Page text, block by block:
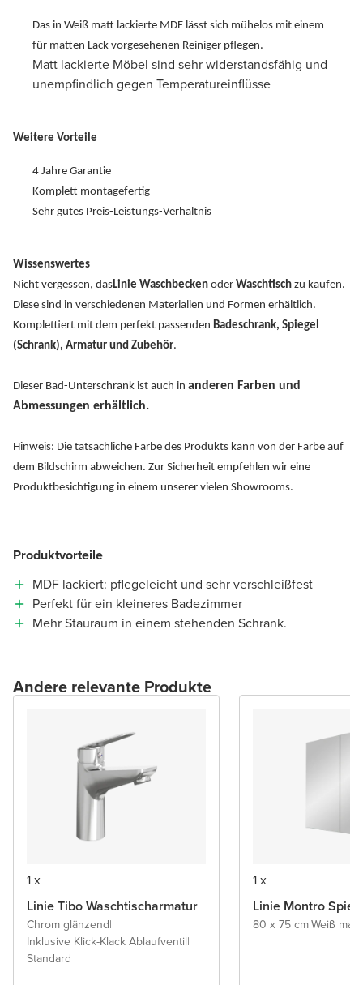
Das in Weiß matt lackierte MDF lässt sich mühelos mit einem
für matten Lack vorgesehenen Reiniger pflegen.
Matt lackierte Möbel sind sehr widerstandsfähig und
unempfindlich gegen Temperatureinflüsse
Weitere Vorteile
4 Jahre Garantie
Komplett montagefertig
Sehr gutes Preis-Leistungs-Verhältnis
Wissenswertes
Nicht vergessen, dasLinie Waschbecken oder Waschtisch zu kaufen.
Diese sind in verschiedenen Materialien und Formen erhältlich.
Komplettiert mit dem perfekt passenden Badeschrank, Spiegel
(Schrank), Armatur und Zubehör.
Dieser Bad-Unterschrank ist auch in anderen Farben und
Abmessungen erhältlich.
Hinweis: Die tatsächliche Farbe des Produkts kann von der Farbe auf
dem Bildschirm abweichen. Zur Sicherheit empfehlen wir eine
Produktbesichtigung in einem unserer vielen Showrooms.
Produktvorteile
MDF lackiert: pflegeleicht und sehr verschleißfest
Perfekt für ein kleineres Badezimmer
Mehr Stauraum in einem stehenden Schrank.
Andere relevante Produkte
1 x
Linie Tibo Waschtischarmatur
Chrom glänzend|
Inklusive Klick-Klack Ablaufventil|
Standard
1 x
Linie Montro
80 x 75 cm|Weiß matt